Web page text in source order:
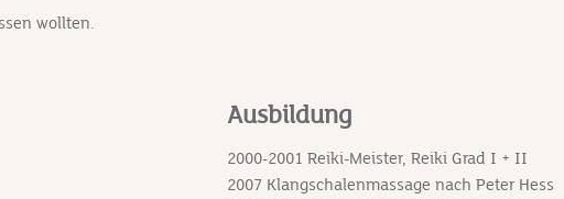
wollten.
Ausbildung
2000-2001 Reiki-Meister, Reiki Grad I + II
2007 Klangschalenmassage nach Peter Hess